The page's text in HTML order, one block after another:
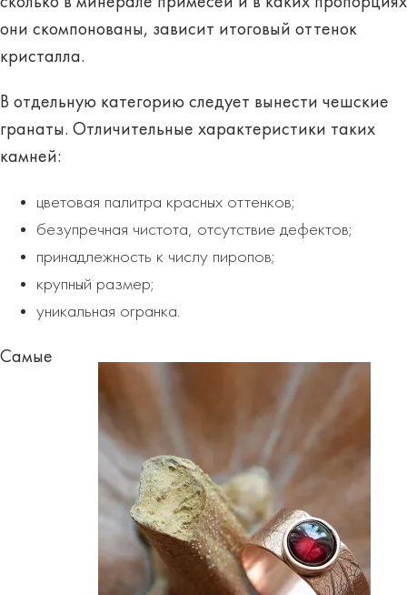
они скомпонованы, зависит итоговый оттенок
кристалла.
В отдельную категорию следует вынести чешские
гранаты. Отличительные характеристики таких
камней:
цветовая палитра красных оттенков;
безупречная чистота, отсутствие дефектов;
принадлежность к числу пиропов;
крупный размер;
уникальная огранка.
Самые